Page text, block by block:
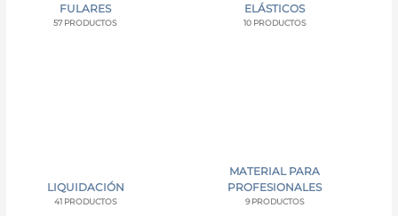
FULARES
57 PRODUCTOS
ELÁSTICOS
10 PRODUCTOS
LIQUIDACIÓN
41 PRODUCTOS
MATERIAL PARA
PROFESIONALES
9 PRODUCTOS